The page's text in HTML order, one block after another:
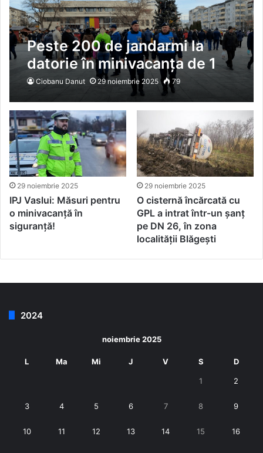
Peste 200 de jandarmi la
datorie în minivacanța de 1
Decembrie
Ciobanu Danut 29 noiembrie 2025 79
29 noiembrie 2025
IPJ Vaslui: Măsuri pentru
o minivacanță în
siguranță!
29 noiembrie 2025
O cisternă încărcată cu
GPL a intrat într-un șanț
pe DN 26, în zona
localității Blăgești
2024
noiembrie 2025
L Ma Mi J V S D
1 2
3 4 5 6 7 8 9
10 11 12 13 14 15 16